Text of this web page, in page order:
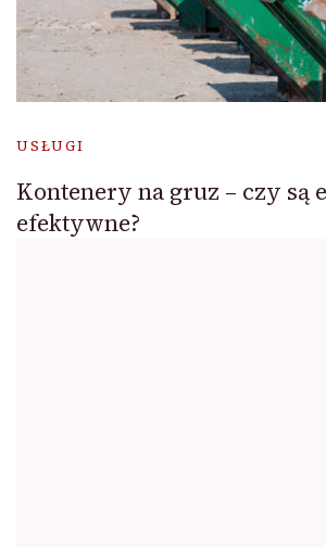
USŁUGI
Kontenery na gruz – czy są
efektywne?